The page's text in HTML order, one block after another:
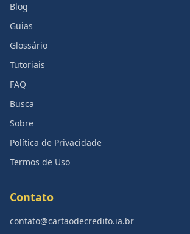
Blog
Guias
Glossário
Tutoriais
FAQ
Busca
Sobre
Política de Privacidade
Termos de Uso
Contato
contato@cartaodecredito.ia.br